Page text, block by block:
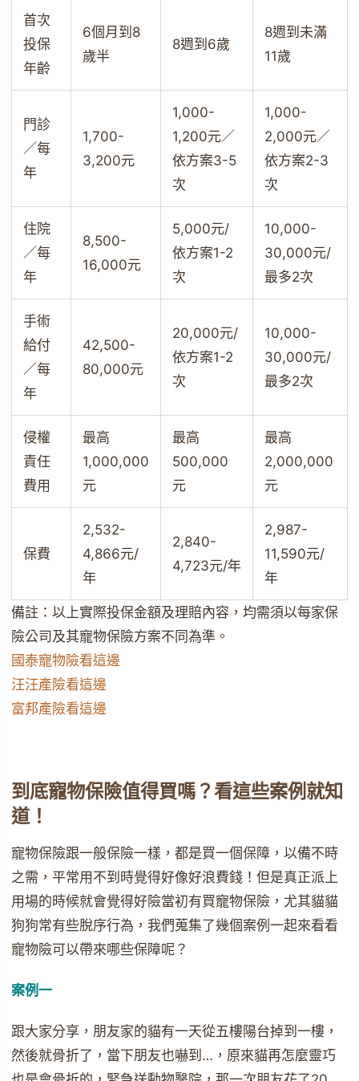
首次
投保
年齡
6個月到8
歲半
8週到6歲
8週到未滿
11歲
門診
／每
年
1,700-
3,200元
1,000-
1,200元／
依方案3-5
次
1,000-
2,000元／
依方案2-3
次
住院
／每
年
8,500-
16,000元
5,000元/
依方案1-2
次
10,000-
30,000元/
最多2次
手術
給付
／每
年
42,500-
80,000元
20,000元/
依方案1-2
次
10,000-
30,000元/
最多2次
侵權
責任
費用
最高
1,000,000
元
最高
500,000
元
最高
2,000,000
元
保費
2,532-
4,866元/
年
2,840-
4,723元/年
2,987-
11,590元/
年
備註：以上實際投保金額及理賠內容，均需須以每家保
險公司及其寵物保險方案不同為準。
國泰寵物險看這邊
汪汪產險看這邊
富邦產險看這邊
到底寵物保險值得買嗎？看這些案例就知
道！
寵物保險跟一般保險一樣，都是買一個保障，以備不時
之需，平常用不到時覺得好像好浪費錢！但是真正派上
用場的時候就會覺得好險當初有買寵物保險，尤其貓貓
狗狗常有些脫序行為，我們蒐集了幾個案例一起來看看
寵物險可以帶來哪些保障呢？
案例一
跟大家分享，朋友家的貓有一天從五樓陽台掉到一樓，
然後就骨折了，當下朋友也嚇到…，原來貓再怎麼靈巧